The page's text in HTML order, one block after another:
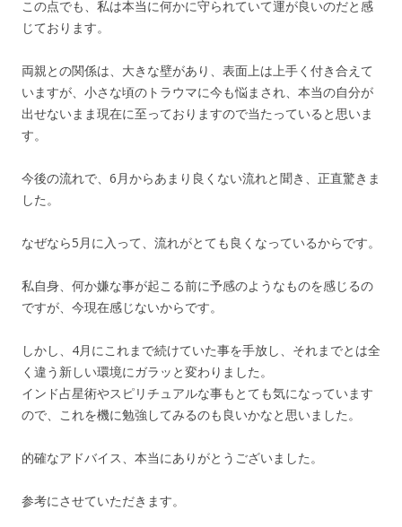
この点でも、私は本当に何かに守られていて運が良いのだと感
じております。
両親との関係は、大きな壁があり、表面上は上手く付き合えて
いますが、小さな頃のトラウマに今も悩まされ、本当の自分が
出せないまま現在に至っておりますので当たっていると思いま
す。
今後の流れで、6月からあまり良くない流れと聞き、正直驚きま
した。
なぜなら5月に入って、流れがとても良くなっているからです。
私自身、何か嫌な事が起こる前に予感のようなものを感じるの
ですが、今現在感じないからです。
しかし、4月にこれまで続けていた事を手放し、それまでとは全
く違う新しい環境にガラッと変わりました。
インド占星術やスピリチュアルな事もとても気になっています
ので、これを機に勉強してみるのも良いかなと思いました。
的確なアドバイス、本当にありがとうございました。
参考にさせていただきます。